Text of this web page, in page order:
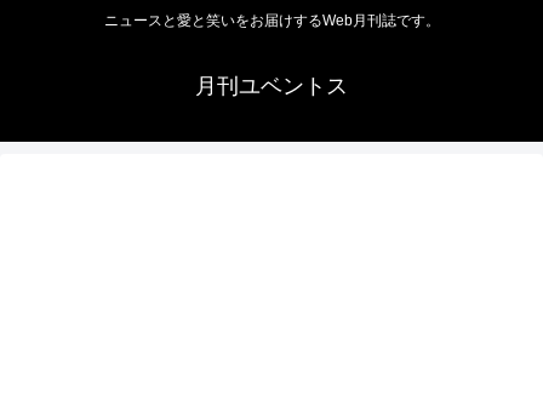
ニュースと愛と笑いをお届けするWeb月刊誌です。
月刊ユベントス